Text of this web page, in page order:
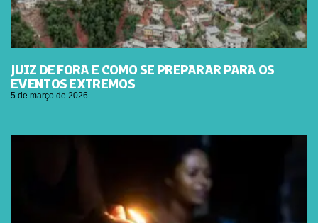
JUIZ DE FORA E COMO SE PREPARAR PARA OS
EVENTOS EXTREMOS
5 de março de 2026